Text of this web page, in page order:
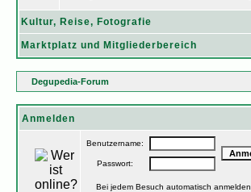
Kultur, Reise, Fotografie
Marktplatz und Mitgliederbereich
Degupedia-Forum
Anmelden
Benutzername:
Passwort:
Bei jedem Besuch automatisch anmelden